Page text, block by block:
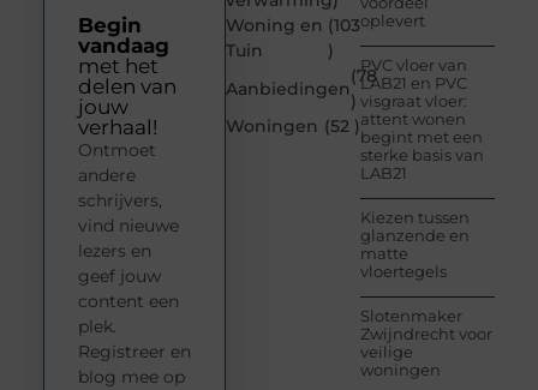
Woning en
Tuin
(103
)
Aanbiedingen
(78
)
Woningen (52 )
oplevert
PVC vloer van
LAB21 en PVC
visgraat vloer:
attent wonen
begint met een
sterke basis van
LAB21
Kiezen tussen
glanzende en
matte
vloertegels
Slotenmaker
Zwijndrecht voor
veilige
woningen
Begin
vandaag
met het
delen van
jouw
verhaal!
Ontmoet
andere
schrijvers,
vind nieuwe
lezers en
geef jouw
content een
plek.
Registreer en
blog mee op